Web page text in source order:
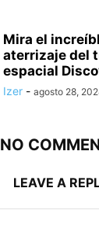
Mira el
aterrizaje del
espacial
Izer - agosto 28,
NO
LEAVE A